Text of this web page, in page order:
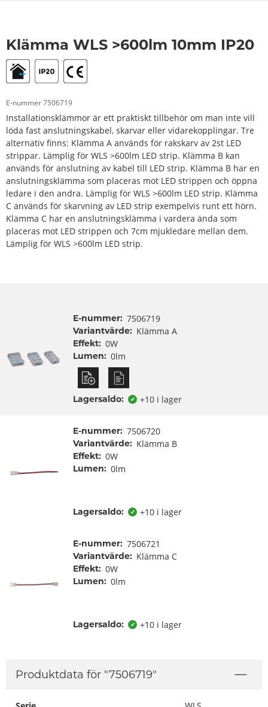
Klämma WLS >600lm 10mm IP20
E-nummer7506719
Installationsklämmor är ett praktiskt tillbehör om man inte vill
löda fast anslutningskabel, skarvar eller vidarekopplingar. Tre
alternativ finns: Klämma A används för rakskarv av 2st LED
strippar. Lämplig för WLS >600lm LED strip. Klämma B kan
används för anslutning av kabel till LED strip. Klämma B har en
anslutningsklämma som placeras mot LED strippen och öppna
ledare i den andra. Lämplig för WLS >600lm LED strip. Klämma
C används för skarvning av LED strip exempelvis runt ett hörn.
Klämma C har en anslutningsklämma i vardera ända som
placeras mot LED strippen och 7cm mjukledare mellan dem.
Lämplig för WLS >600lm LED strip.
E-nummer: 7506719
Variantvärde: Klämma A
Effekt: 0W
Lumen: 0lm
Lagersaldo: ✔ +10 i lager
E-nummer: 7506720
Variantvärde: Klämma B
Effekt: 0W
Lumen: 0lm
Lagersaldo: ✔ +10 i lager
E-nummer: 7506721
Variantvärde: Klämma C
Effekt: 0W
Lumen: 0lm
Lagersaldo: ✔ +10 i lager
Produktdata för "7506719"